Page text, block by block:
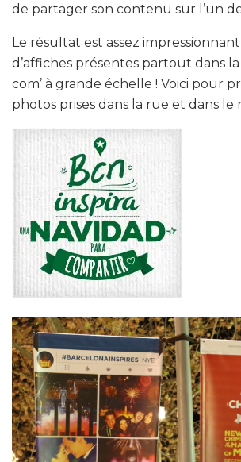
de partager son contenu sur l’un
Le résultat est assez
d’affiches présentes partout dans
com’ à grande échelle ! Voici pour
photos prises dans la rue et dans le